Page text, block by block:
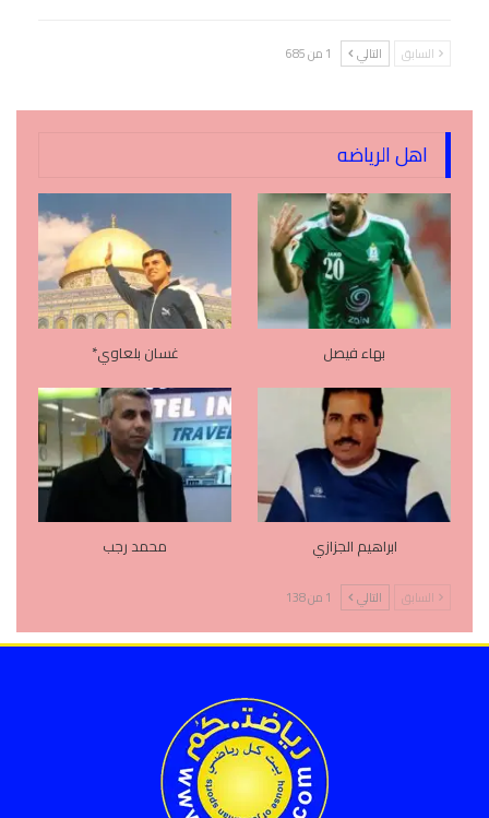
السابق التالي 1 من 685
اهل الرياضه
بهاء فيصل غسان بلعاوي*
ابراهيم الجزازي محمد رجب
السابق التالي 1 من 138